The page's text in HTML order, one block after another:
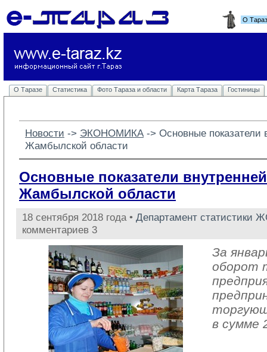
О
О Таразе Статистика Фото Тараза и области Карта Тараза Гостиницы
Новости -> ЭКОНОМИКА -> Основные показатели
Жамбылской области
Основные показатели
Жамбылской области
18 сентября 2018 года • Департамент статистики
комментариев 3
За
оборот
в сумме